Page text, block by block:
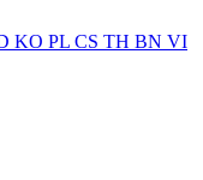
KO PL CS TH BN VI